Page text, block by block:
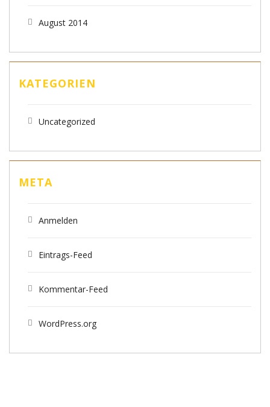
August 2014
KATEGORIEN
Uncategorized
META
Anmelden
Eintrags-Feed
Kommentar-Feed
WordPress.org